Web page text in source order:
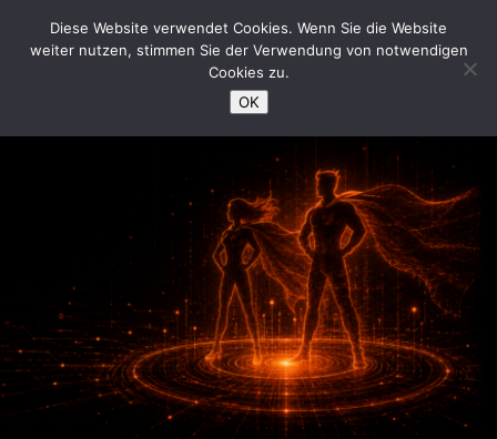
Diese Website verwendet Cookies. Wenn Sie die Website
weiter nutzen, stimmen Sie der Verwendung von notwendigen
Cookies zu.
OK